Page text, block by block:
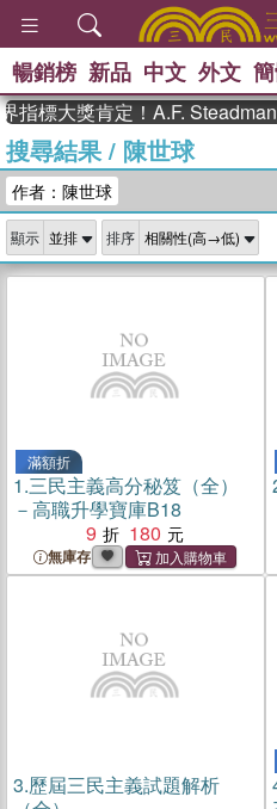
父親
念華
孩：
暢銷榜 新品 中文 外文
標大獎肯定！A.F. Steadman
搜尋結果/ 陳世球
作者：陳世球
顯示 排序
滿額折
1.三民主義高分秘笈（全）
－高職升學寶庫B18
9
180
無庫存
3.歷屆三民主義試題解析